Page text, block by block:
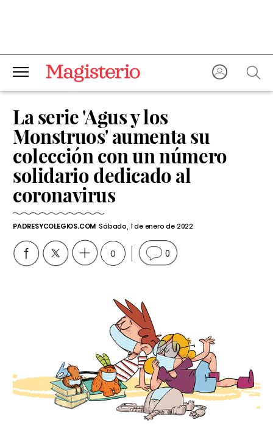
La serie 'Agus y los
Monstruos' aumenta su
colección con un número
solidario dedicado al
coronavirus
PADRESYCOLEGIOS.COM Sábado, 1 de enero de 2022
0 0